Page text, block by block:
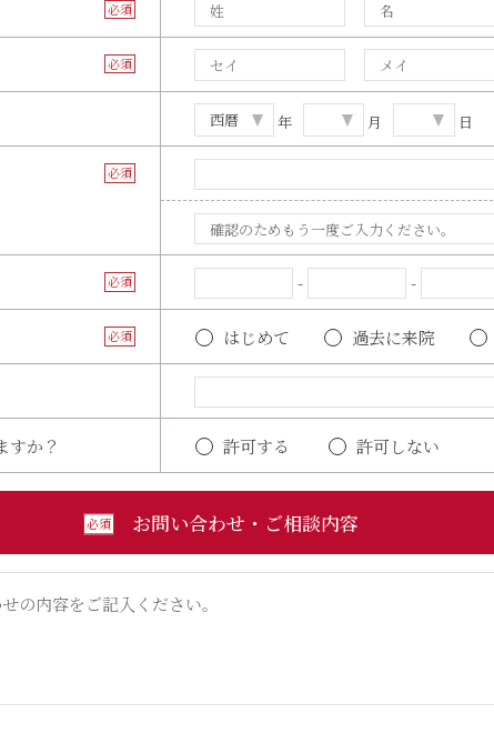
必須
必須
年 月 日
必須
必須 - -
必須 はじめて 過去に来院
すか？ 許可する 許可しない
必須 お問い合わせ・ご相談内容